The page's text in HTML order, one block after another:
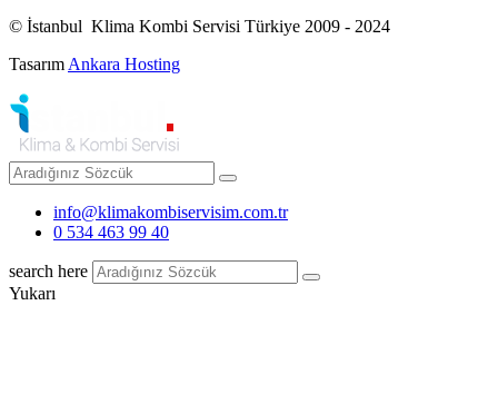
© İstanbul Klima Kombi Servisi Türkiye 2009 - 2024
Tasarım Ankara Hosting
info@klimakombiservisim.com.tr
0 534 463 99 40
search here
Yukarı